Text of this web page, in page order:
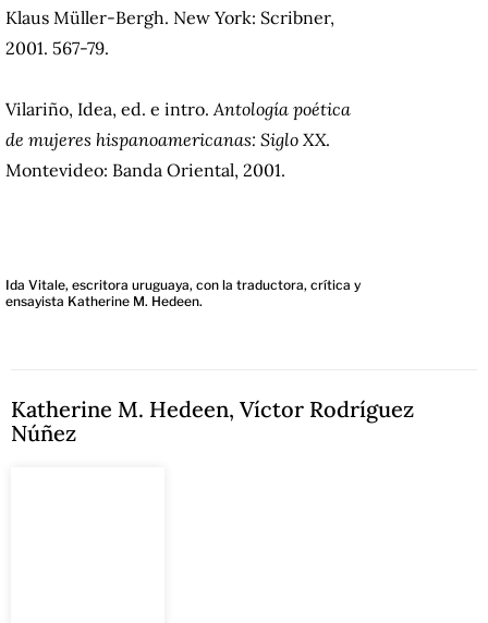
Klaus Müller-Bergh. New York: Scribner,
2001. 567-79.
Vilariño, Idea, ed. e intro.Antología poética
de mujeres hispanoamericanas: Siglo XX.
Montevideo: Banda Oriental, 2001.
Ida Vitale, escritora uruguaya, con la traductora, crítica y
ensayista Katherine M. Hedeen.
Katherine M. Hedeen, Víctor Rodríguez
Núñez